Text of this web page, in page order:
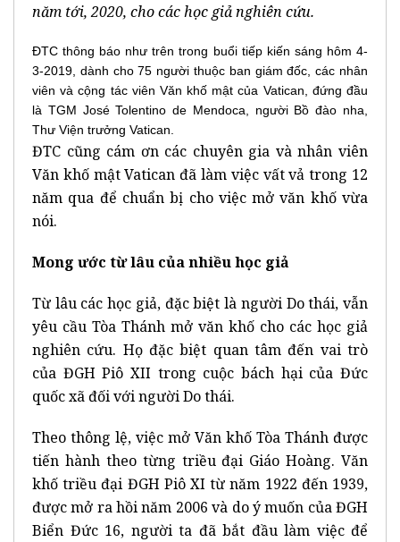
năm tới, 2020, cho các học giả nghiên cứu.
ĐTC thông báo như trên trong buổi tiếp kiến sáng hôm 4-
3-2019, dành cho 75 người thuộc ban giám đốc, các nhân
viên và cộng tác viên Văn khố mật của Vatican, đứng đầu
là TGM José Tolentino de Mendoca, người Bồ đào nha,
Thư Viện trưởng Vatican.
ĐTC cũng cám ơn các chuyên gia và nhân viên
Văn khố mật Vatican đã làm việc vất vả trong 12
năm qua để chuẩn bị cho việc mở văn khố vừa
nói.
Mong ước từ lâu của nhiều học giả
Từ lâu các học giả, đặc biệt là người Do thái, vẫn
yêu cầu Tòa Thánh mở văn khố cho các học giả
nghiên cứu. Họ đặc biệt quan tâm đến vai trò
của ĐGH Piô XII trong cuộc bách hại của Đức
quốc xã đối với người Do thái.
Theo thông lệ, việc mở Văn khố Tòa Thánh được
tiến hành theo từng triều đại Giáo Hoàng. Văn
khố triều đại ĐGH Piô XI từ năm 1922 đến 1939,
được mở ra hồi năm 2006 và do ý muốn của ĐGH
Biển Đức 16, người ta đã bắt đầu làm việc để